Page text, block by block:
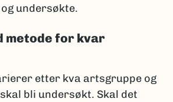
undersøkte.
metode for kvar
etter kva artsgruppe og
bli undersøkt. Skal det